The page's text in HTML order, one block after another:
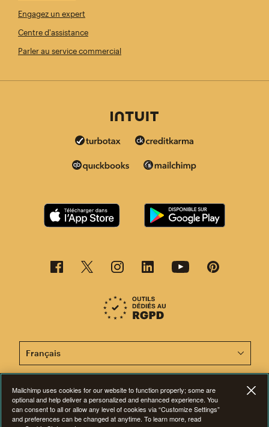
Engagez un expert
Centre d'assistance
Parler au service commercial
Cette page est désormais disponible en d'autres
©2001-2026 Tous droits réservés. Mailchimp® est une marque déposée de
The Rocket Science Group. Apple et le logo Apple sont des marques de
commerce d'Apple Inc. Mac App Store est une marque d'Apple Inc.
Mailchimp uses cookies for our website to function properly; some are
optional and help deliver a personalized and enhanced experience. You
can consent to all or allow any level of cookies via “Customize Settings”
and preferences can be changed at anytime. To learn more, read